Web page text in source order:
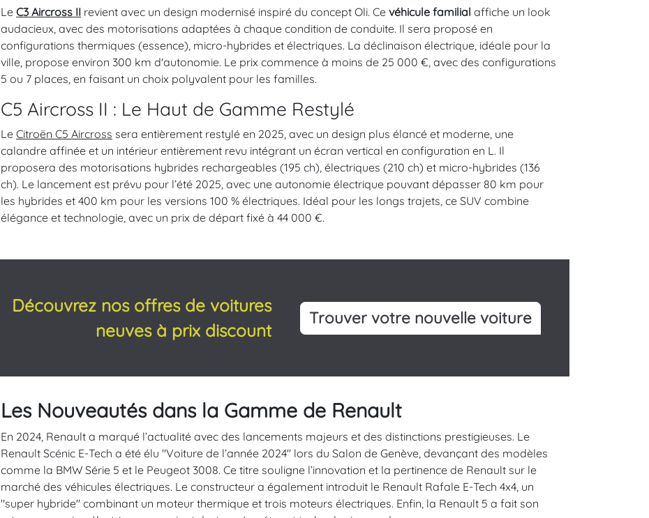
Le C3 Aircross II revient avec un design modernisé inspiré du concept Oli. Ce véhicule familial affiche un look
audacieux, avec des motorisations adaptées à chaque condition de conduite. Il sera proposé en
configurations thermiques (essence), micro-hybrides et électriques. La déclinaison électrique, idéale pour la
ville, propose environ 300 km d'autonomie. Le prix commence à moins de 25 000 €, avec des configurations
5 ou 7 places, en faisant un choix polyvalent pour les familles.
C5 Aircross II : Le Haut de Gamme Restylé
Le Citroën C5 Aircross sera entièrement restylé en 2025, avec un design plus élancé et moderne, une
calandre affinée et un intérieur entièrement revu intégrant un écran vertical en configuration en L. Il
proposera des motorisations hybrides rechargeables (195 ch), électriques (210 ch) et micro-hybrides (136
ch). Le lancement est prévu pour l’été 2025, avec une autonomie électrique pouvant dépasser 80 km pour
les hybrides et 400 km pour les versions 100 % électriques. Idéal pour les longs trajets, ce SUV combine
élégance et technologie, avec un prix de départ fixé à 44 000 €.
Découvrez nos offres de voitures
neuves à prix discount
Trouver votre nouvelle voiture
Les Nouveautés dans la Gamme de Renault
En 2024, Renault a marqué l’actualité avec des lancements majeurs et des distinctions prestigieuses. Le
Renault Scénic E-Tech a été élu "Voiture de l’année 2024" lors du Salon de Genève, devançant des modèles
comme la BMW Série 5 et le Peugeot 3008. Ce titre souligne l’innovation et la pertinence de Renault sur le
marché des véhicules électriques. Le constructeur a également introduit le Renault Rafale E-Tech 4x4, un
"super hybride" combinant un moteur thermique et trois moteurs électriques. Enfin, la Renault 5 a fait son